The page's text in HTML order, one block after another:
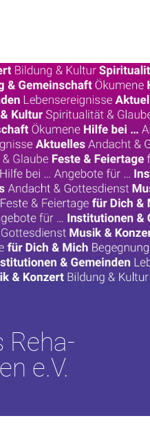
Reha-
e.V.